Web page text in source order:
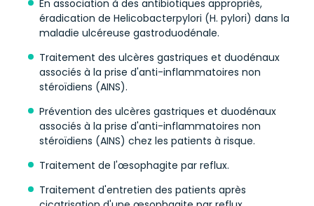
En association à des antibiotiques appropriés,
éradication de Helicobacterpylori (H. pylori) dans la
maladie ulcéreuse gastroduodénale.
Traitement des ulcères gastriques et duodénaux
associés à la prise d'anti-inflammatoires non
stéroïdiens (AINS).
Prévention des ulcères gastriques et duodénaux
associés à la prise d'anti-inflammatoires non
stéroïdiens (AINS) chez les patients à risque.
Traitement de l'œsophagite par reflux.
Traitement d'entretien des patients après